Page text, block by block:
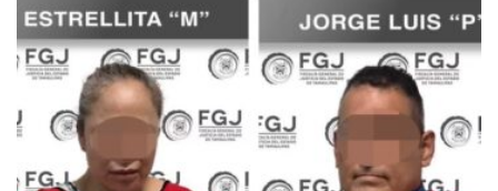
En esta publicación al principio se puede observar un
letrero en español donde se puede leer“Precaución
Zona de Lagartos”, con la imagen de este reptil,
advirtiendo a todo el que intenta cruzar.
Esta no sería la primera vez en la que se advierte a los que
intentan alcanzar el sueño americano de encontrarse con